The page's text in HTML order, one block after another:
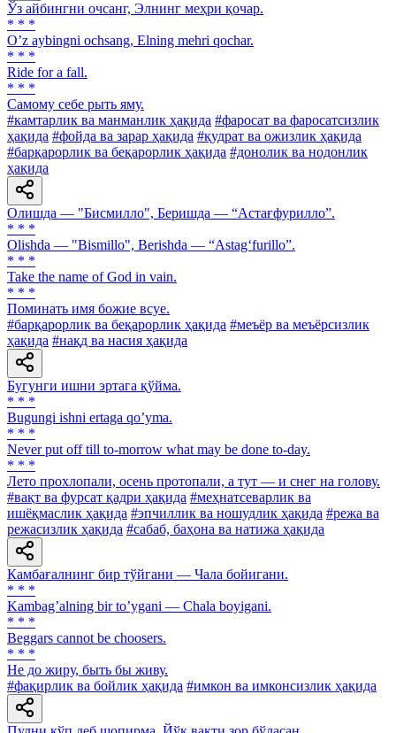
Ўз айбингни очсанг, Элнинг меҳри қочар.
* * *
Oʼz aybingni ochsang, Elning mehri qochar.
* * *
Ride for a fall.
* * *
Самому себе рыть яму.
#камтарлик ва манманлик ҳақида #фаросат ва фаросатсизлик
ҳақида #фойда ва зарар ҳақида #қудрат ва ожизлик ҳақида
#барқарорлик ва беқарорлик ҳақида #донолик ва нодонлик
ҳақида
Олишда — "Бисмилло", Беришда — “Астағфурилло”.
* * *
Olishda — "Bismillo", Berishda — “Astag‘furillo”.
* * *
Take the name of God in vain.
* * *
Поминать имя божие всуе.
#барқарорлик ва беқарорлик ҳақида #меъёр ва меъёрсизлик
ҳақида #нақд ва насия ҳақида
Бугунги ишни эртага қўйма.
* * *
Bugungi ishni ertaga qoʼyma.
* * *
Never put off till to-morrow what may be done to-day.
* * *
Лето прохлопали, осень протопали, а тут — и снег на голову.
#вақт ва фурсат қадри ҳақида #меҳнатсеварлик ва
ишёқмаслик ҳақида #эпчиллик ва ношудлик ҳақида #режа ва
режасизлик ҳақида #сабаб, баҳона ва натижа ҳақида
Камбағалнинг бир тўйгани — Чала бойигани.
* * *
Kambagʼalning bir toʼygani — Chala boyigani.
* * *
Beggars cannot be choosers.
* * *
He до жиру, быть бы живу.
#фақирлик ва бойлик ҳақида #имкон ва имконсизлик ҳақида